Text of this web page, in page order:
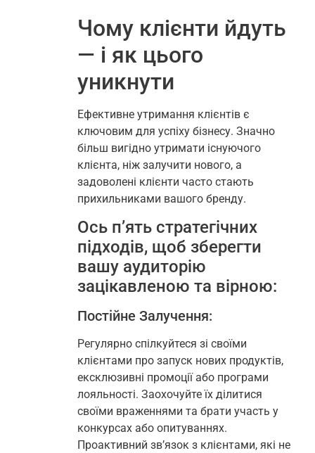
Чому клієнти йдуть
— і як цього
уникнути
Ефективне утримання клієнтів є
ключовим для успіху бізнесу. Значно
більш вигідно утримати існуючого
клієнта, ніж залучити нового, а
задоволені клієнти часто стають
прихильниками вашого бренду.
Ось п’ять стратегічних
підходів, щоб зберегти
вашу аудиторію
зацікавленою та вірною:
Постійне Залучення:
Регулярно спілкуйтеся зі своїми
клієнтами про запуск нових продуктів,
ексклюзивні промоції або програми
лояльності. Заохочуйте їх ділитися
своїми враженнями та брати участь у
конкурсах або опитуваннях.
Проактивний зв’язок з клієнтами, які не